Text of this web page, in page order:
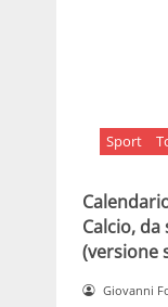
Sport
Calcio, da
(versione
Giovanni